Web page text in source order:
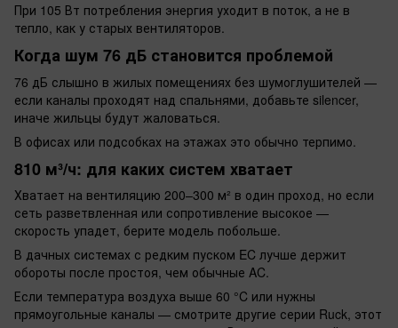
При 105 Вт потребления энергия уходит в поток, а не в
тепло, как у старых вентиляторов.
Когда шум 76 дБ становится проблемой
76 дБ слышно в жилых помещениях без шумоглушителей —
если каналы проходят над спальнями, добавьте silencer,
иначе жильцы будут жаловаться.
В офисах или подсобках на этажах это обычно терпимо.
810 м³/ч: для каких систем хватает
Хватает на вентиляцию 200–300 м² в один проход, но если
сеть разветвленная или сопротивление высокое —
скорость упадет, берите модель побольше.
В дачных системах с редким пуском EC лучше держит
обороты после простоя, чем обычные AC.
Если температура воздуха выше 60 °C или нужны
прямоугольные каналы — смотрите другие серии Ruck, этот